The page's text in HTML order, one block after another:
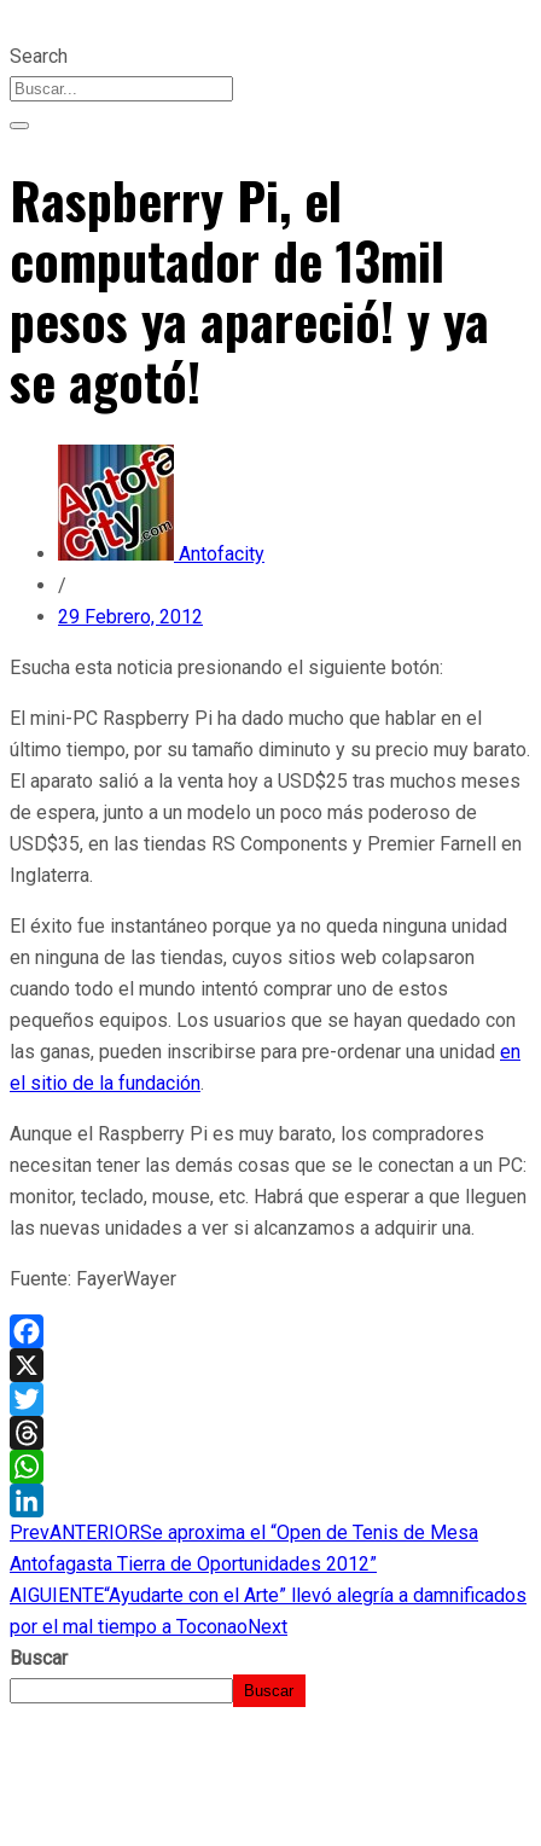
Search
Raspberry Pi, el
computador de 13mil
pesos ya apareció! y ya
se agotó!
Antofacity
/
29 Febrero, 2012
Esucha esta noticia presionando el siguiente botón:
El mini-PC Raspberry Pi ha dado mucho que hablar en el
último tiempo, por su tamaño diminuto y su precio muy barato.
El aparato salió a la venta hoy a USD$25 tras muchos meses
de espera, junto a un modelo un poco más poderoso de
USD$35, en las tiendas RS Components y Premier Farnell en
Inglaterra.
El éxito fue instantáneo porque ya no queda ninguna unidad
en ninguna de las tiendas, cuyos sitios web colapsaron
cuando todo el mundo intentó comprar uno de estos
pequeños equipos. Los usuarios que se hayan quedado con
las ganas, pueden inscribirse para pre-ordenar una unidad en
el sitio de la fundación.
Aunque el Raspberry Pi es muy barato, los compradores
necesitan tener las demás cosas que se le conectan a un PC:
monitor, teclado, mouse, etc. Habrá que esperar a que lleguen
las nuevas unidades a ver si alcanzamos a adquirir una.
Fuente: FayerWayer
Facebook
X
Twitter
Threads
WhatsApp
LinkedIn
PrevANTERIORSe aproxima el “Open de Tenis de Mesa
Antofagasta Tierra de Oportunidades 2012”
AIGUIENTE“Ayudarte con el Arte” llevó alegría a damnificados
por el mal tiempo a ToconaoNext
Buscar
Buscar